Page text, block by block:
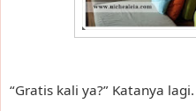
“Gratis kali ya?” Katanya